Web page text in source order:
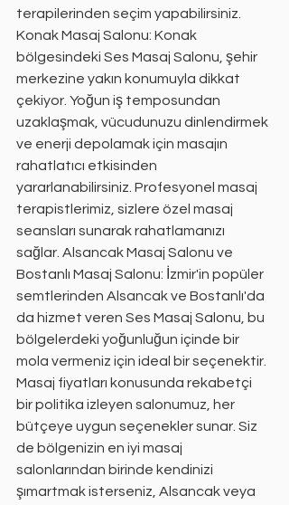
terapilerinden seçim yapabilirsiniz.
Konak Masaj Salonu: Konak
bölgesindeki Ses Masaj Salonu, şehir
merkezine yakın konumuyla dikkat
çekiyor. Yoğun iş temposundan
uzaklaşmak, vücudunuzu dinlendirmek
ve enerji depolamak için masajın
rahatlatıcı etkisinden
yararlanabilirsiniz. Profesyonel masaj
terapistlerimiz, sizlere özel masaj
seansları sunarak rahatlamanızı
sağlar. Alsancak Masaj Salonu ve
Bostanlı Masaj Salonu: İzmir'in popüler
semtlerinden Alsancak ve Bostanlı'da
da hizmet veren Ses Masaj Salonu, bu
bölgelerdeki yoğunluğun içinde bir
mola vermeniz için ideal bir seçenektir.
Masaj fiyatları konusunda rekabetçi
bir politika izleyen salonumuz, her
bütçeye uygun seçenekler sunar. Siz
de bölgenizin en iyi masaj
salonlarından birinde kendinizi
şımartmak isterseniz, Alsancak veya